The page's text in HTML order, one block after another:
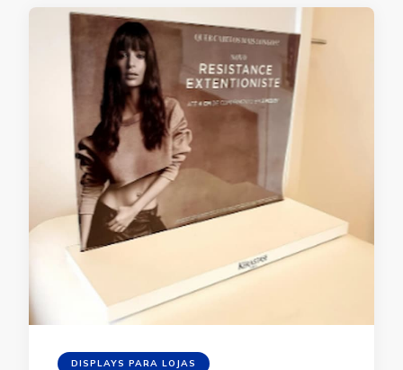
DISPLAYS PARA LOJAS